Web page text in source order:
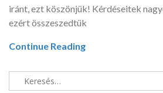
iránt, ezt köszönjük! Kérdéseitek
ezért összeszedtük
Continue Reading
Keresés: